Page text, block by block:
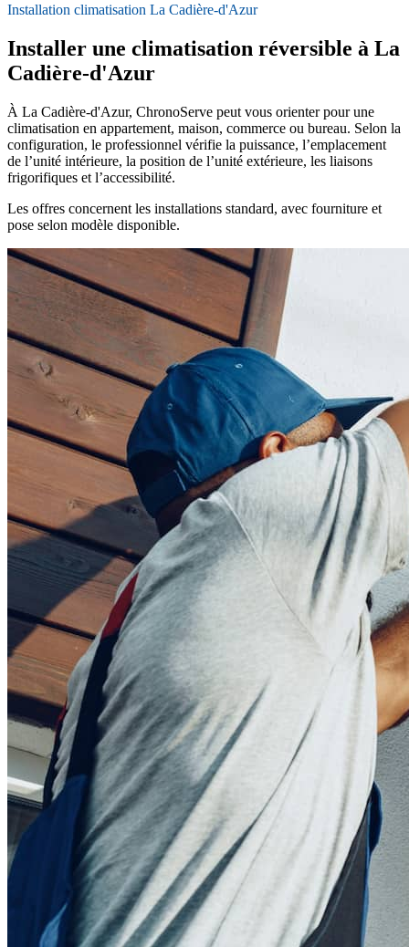
Installation climatisation La Cadière-d'Azur
Installer une climatisation réversible à La
Cadière-d'Azur
À La Cadière-d'Azur, ChronoServe peut vous orienter pour une
climatisation en appartement, maison, commerce ou bureau. Selon la
configuration, le professionnel vérifie la puissance, l’emplacement
de l’unité intérieure, la position de l’unité extérieure, les liaisons
frigorifiques et l’accessibilité.
Les offres concernent les installations standard, avec fourniture et
pose selon modèle disponible.